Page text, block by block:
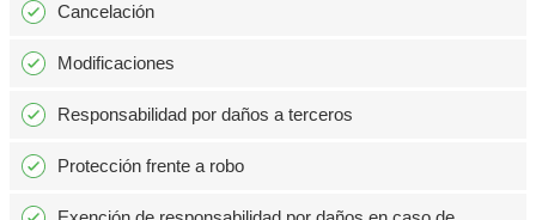
Cancelación
Modificaciones
Responsabilidad por daños a terceros
Protección frente a robo